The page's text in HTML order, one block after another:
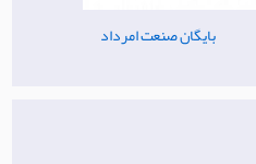
بایگان صنعت امرداد